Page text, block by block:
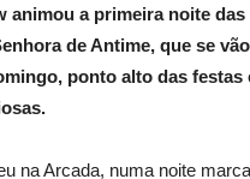
animou a primeira noite das
de Antime, que se
ponto alto das festas
na Arcada, numa noite